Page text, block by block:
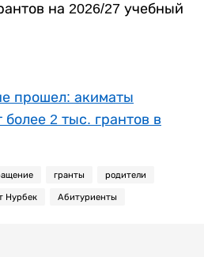
на 2026/27 учебный
прошел: акиматы
2 тыс. грантов в
гранты родители
Нурбек Абитуриенты